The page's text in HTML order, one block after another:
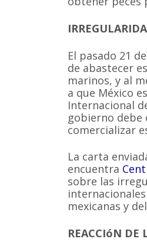
El pasado 21
de abastecer
marinos, y al
a que México
Internacional
gobierno
comercializar
La carta
encuentra
sobre las
mexicanas y
REACCIóN DE
Somos una
lucro que trabaja
cetáceos y sus
Correo: Casilla